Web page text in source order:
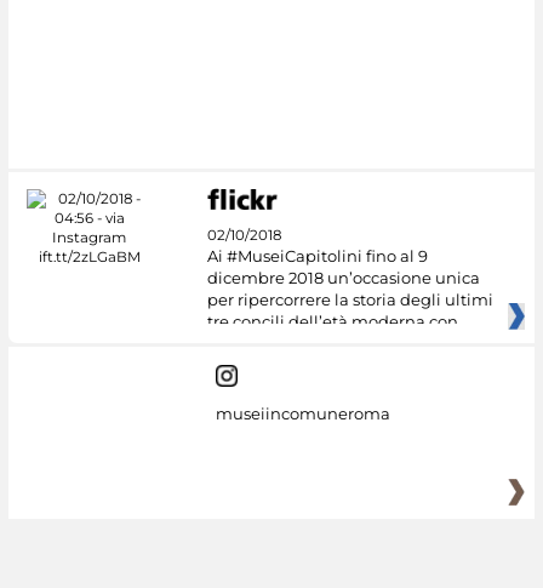
02/10/2018
Ai #MuseiCapitolini fino al 9
dicembre 2018 un’occasione unica
per ripercorrere la storia degli ultimi
tre concili dell’età moderna con
museiincomuneroma